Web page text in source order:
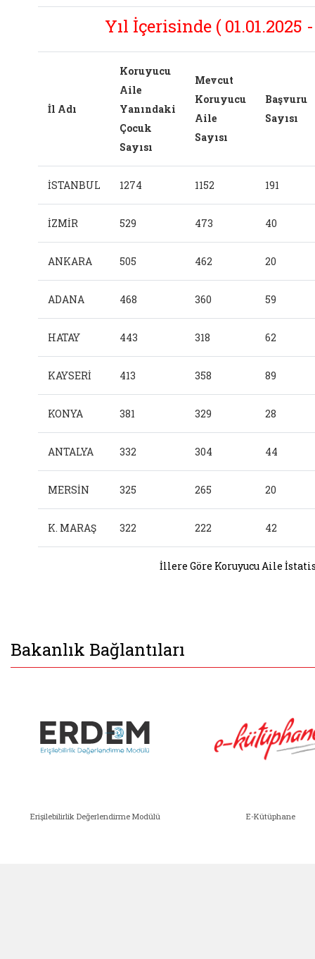
Yıl İçerisinde ( 01.01.2025
İl Adı
Koruyucu
Aile
Yanındaki
Çocuk
Sayısı
Mevcut
Koruyucu
Aile
Sayısı
Başvuru
Sayısı
İSTANBUL 1274 1152 191
İZMİR 529 473 40
ANKARA 505 462 20
ADANA 468 360 59
HATAY 443 318 62
KAYSERİ 413 358 89
KONYA 381 329 28
ANTALYA 332 304 44
MERSİN 325 265 20
K. MARAŞ 322 222 42
İllere Göre Koruyucu Aile
Bakanlık Bağlantıları
Erişilebilirlik Değerlendirme Modülü E-Kütüphane